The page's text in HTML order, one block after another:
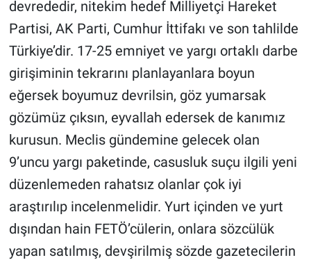
devrededir, nitekim hedef Milliyetçi Hareket
Partisi, AK Parti, Cumhur İttifakı ve son tahlilde
Türkiye’dir. 17-25 emniyet ve yargı ortaklı darbe
girişiminin tekrarını planlayanlara boyun
eğersek boyumuz devrilsin, göz yumarsak
gözümüz çıksın, eyvallah edersek de kanımız
kurusun. Meclis gündemine gelecek olan
9’uncu yargı paketinde, casusluk suçu ilgili yeni
düzenlemeden rahatsız olanlar çok iyi
araştırılıp incelenmelidir. Yurt içinden ve yurt
dışından hain FETÖ’cülerin, onlara sözcülük
yapan satılmış, devşirilmiş sözde gazetecilerin